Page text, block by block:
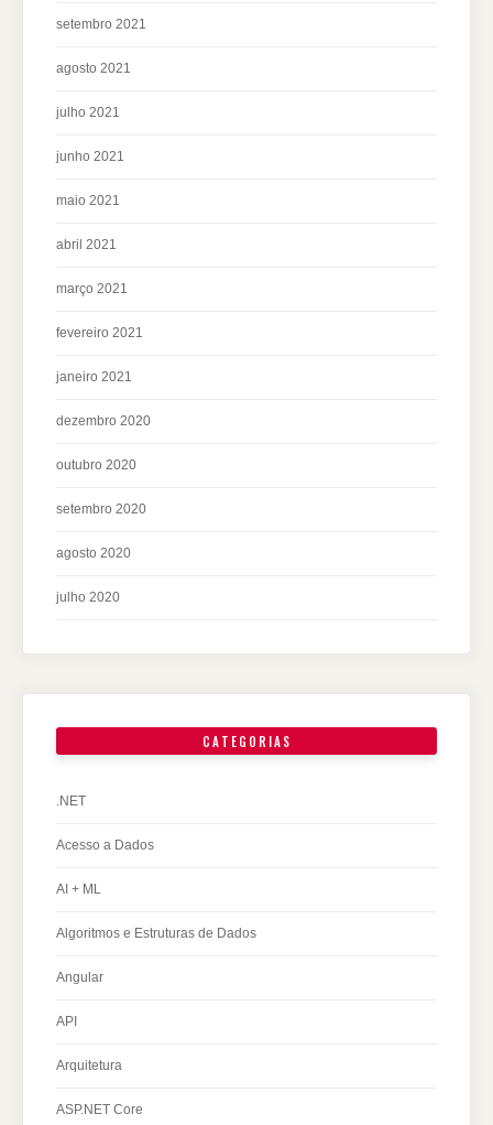
setembro 2021
agosto 2021
julho 2021
junho 2021
maio 2021
abril 2021
março 2021
fevereiro 2021
janeiro 2021
dezembro 2020
outubro 2020
setembro 2020
agosto 2020
julho 2020
CATEGORIAS
.NET
Acesso a Dados
AI + ML
Algoritmos e Estruturas de Dados
Angular
API
Arquitetura
ASP.NET Core